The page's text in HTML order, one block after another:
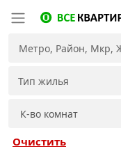
Очистить